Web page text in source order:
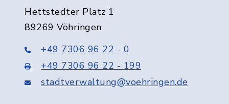
Hettstedter Platz 1
89269 Vöhringen
+49 7306 96 22 - 0
+49 7306 96 22 - 199
stadtverwaltung@voehringen.de